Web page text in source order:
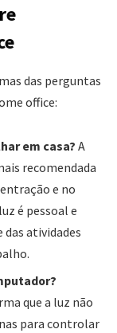
das perguntas
office:
em casa? A
recomendada
e no
é pessoal e
das atividades
que a luz não
para controlar